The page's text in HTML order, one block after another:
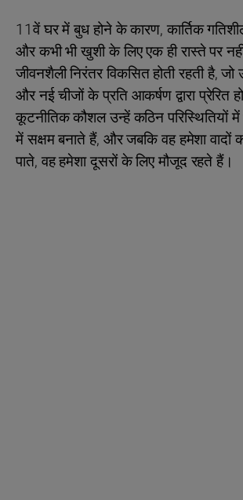
11वें घर में बुध होने के कारण, कार्तिक
और कभी भी खुशी के लिए एक ही रास्ते पर
जीवनशैली निरंतर विकसित होती रहती है,
और नई चीजों के प्रति आकर्षण द्वारा प्रेरित
कूटनीतिक कौशल उन्हें कठिन परिस्थितियों
में सक्षम बनाते हैं, और जबकि वह हमेशा वादों
पाते, वह हमेशा दूसरों के लिए मौजूद रहते हैं।